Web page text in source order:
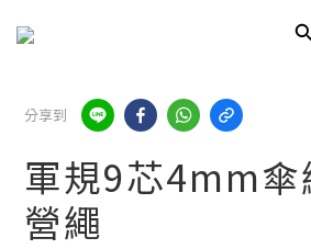
分享到
軍規9芯4mm
營繩